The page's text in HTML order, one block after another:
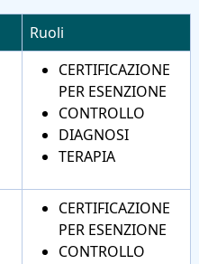
Ruoli
CERTIFICAZIONE
PER ESENZIONE
CONTROLLO
DIAGNOSI
TERAPIA
CERTIFICAZIONE
PER ESENZIONE
CONTROLLO